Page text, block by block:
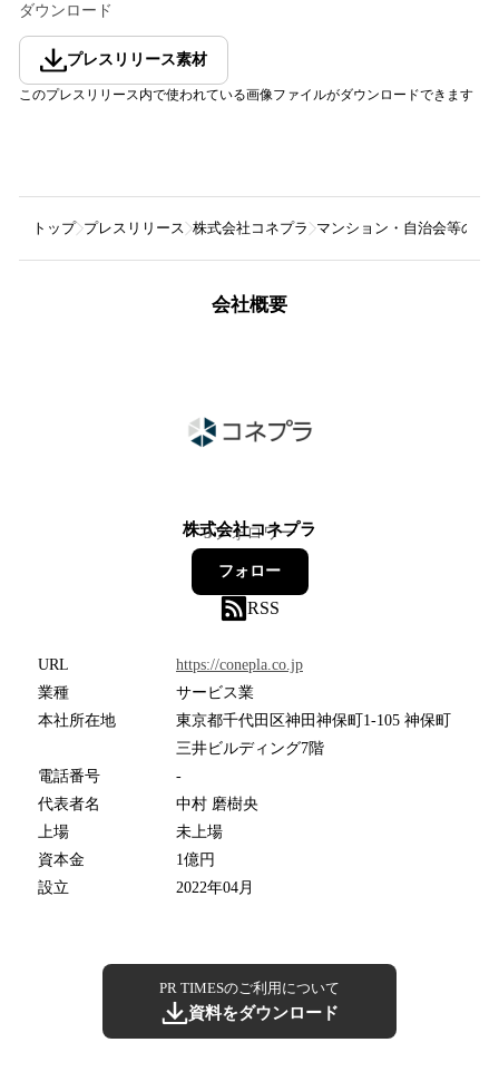
ダウンロード
プレスリリース素材
このプレスリリース内で使われている画像ファイルがダウンロードできます
トップ プレスリリース 株式会社コネプラ マンション・自治会等の住
会社概要
株式会社コネプラ
3フォロワー
フォロー
RSS
URL
https://conepla.co.jp
業種
サービス業
本社所在地
東京都千代田区神田神保町1-105 神保町
三井ビルディング7階
電話番号
-
代表者名
中村 磨樹央
上場
未上場
資本金
1億円
設立
2022年04月
PR TIMESのご利用について
資料をダウンロード